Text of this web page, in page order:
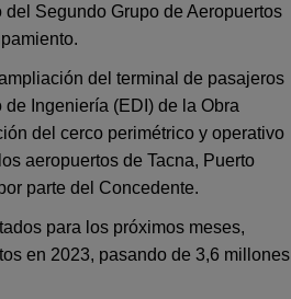
Segundo Grupo de Aeropuertos
del terminal de pasajeros
Ingeniería (EDI) de la Obra
del cerco perimétrico y operativo
aeropuertos de Tacna, Puerto
parte del Concedente.
para los próximos meses,
en 2023, pasando de 3,6 millones